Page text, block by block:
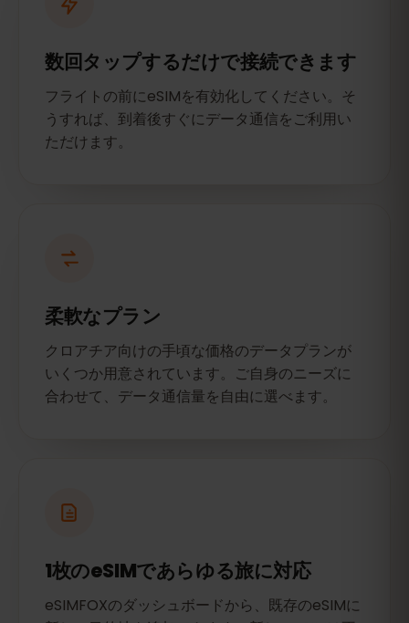
数回タップするだけで接続できます
フライトの前にeSIMを有効化してください。そ
うすれば、到着後すぐにデータ通信をご利用い
ただけます。
柔軟なプラン
クロアチア向けの手頃な価格のデータプランが
いくつか用意されています。ご自身のニーズに
合わせて、データ通信量を自由に選べます。
1枚のeSIMであらゆる旅に対応
eSIMFOXのダッシュボードから、既存のeSIMに